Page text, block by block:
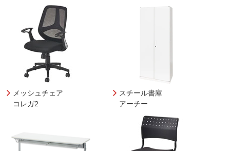
メッシュチェア
コレガ2
スチール書庫
アーチー